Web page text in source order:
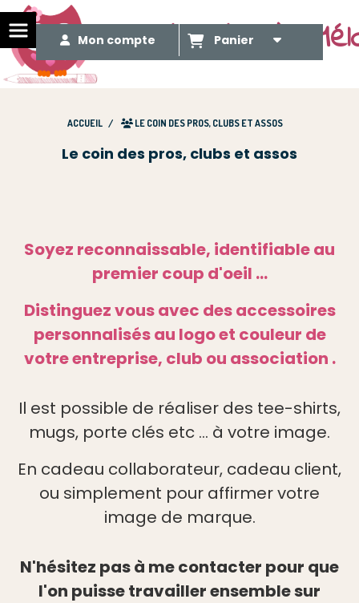
Le Méli Mélo de
Mon compte Panier
ACCUEIL LE COIN DES PROS, CLUBS ET ASSOS
Le coin des pros, clubs et assos
Soyez reconnaissable, identifiable au
premier coup d'oeil ...
Distinguez vous avec des accessoires
personnalisés au logo et couleur de
votre entreprise, club ou association .
Il est possible de réaliser des tee-shirts,
mugs, porte clés etc ... à votre image.
En cadeau collaborateur, cadeau client,
ou simplement pour affirmer votre
image de marque.
N'hésitez pas à me contacter pour que
l'on puisse travailler ensemble sur